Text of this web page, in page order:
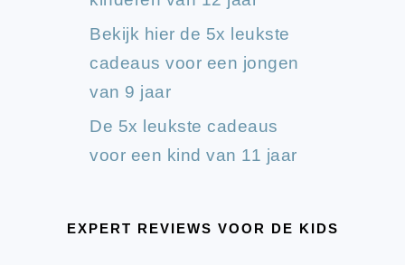
Bekijk hier de 5x leukste
cadeaus voor een jongen
van 9 jaar
De 5x leukste cadeaus
voor een kind van 11 jaar
EXPERT REVIEWS VOOR DE KIDS